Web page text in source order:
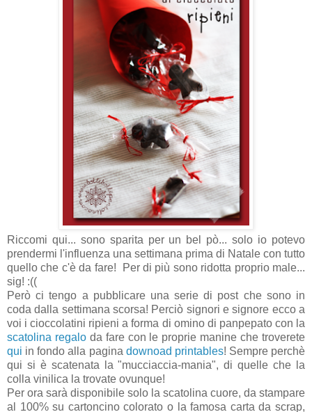
Riccomi qui... sono sparita per un bel pò... solo io potevo
prendermi l'influenza una settimana prima di Natale con tutto
quello che c'è da fare! Per di più sono ridotta proprio male...
sig! :((
Però ci tengo a pubblicare una serie di post che sono in
coda dalla settimana scorsa! Perciò signori e signore ecco a
voi i cioccolatini ripieni a forma di omino di panpepato con la
scatolina regaloda fare con le proprie manine che troverete
qui in fondo alla pagina downoad printables! Sempre perchè
qui si è scatenata la "mucciaccia-mania", di quelle che la
colla vinilica la trovate ovunque!
Per ora sarà disponibile solo la scatolina cuore, da stampare
al 100% su cartoncino colorato o la famosa carta da scrap,